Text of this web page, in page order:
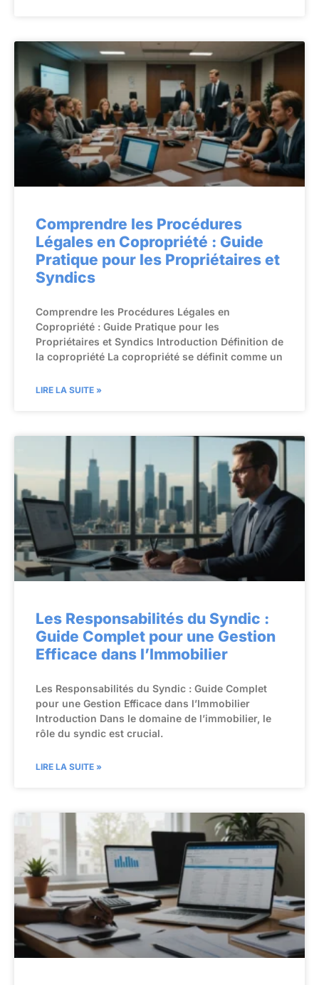
Comprendre les Procédures
Légales en Copropriété : Guide
Pratique pour les Propriétaires et
Syndics
Comprendre les Procédures Légales en
Copropriété : Guide Pratique pour les
Propriétaires et Syndics Introduction Définition de
la copropriété La copropriété se définit comme un
LIRE LA SUITE »
Les Responsabilités du Syndic :
Guide Complet pour une Gestion
Efficace dans l’Immobilier
Les Responsabilités du Syndic : Guide Complet
pour une Gestion Efficace dans l’Immobilier
Introduction Dans le domaine de l’immobilier, le
rôle du syndic est crucial.
LIRE LA SUITE »